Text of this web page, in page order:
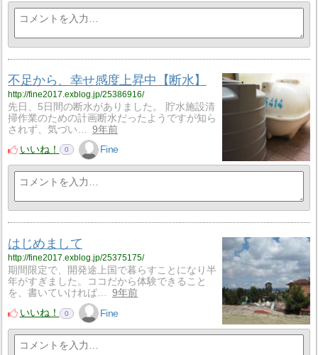
不足から、幸せ感度上昇中【断水】
http://fine2017.exblog.jp/25386916/
先日、5日間の断水がありました。 貯水施設清
掃作業のための計画断水だったようですが知ら
されず、気づい…
9年前
いいね！
0 Fine
はじめまして
http://fine2017.exblog.jp/25375175/
期間限定で、開発途上国で暮らすことになり半
年がすぎました。ココだから体験できること
を、書いていければ…
9年前
いいね！
0 Fine